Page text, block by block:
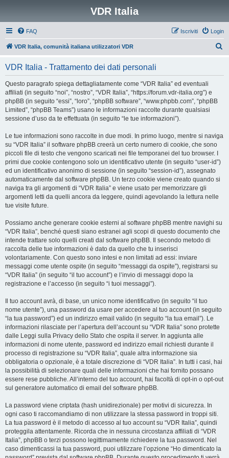
VDR Italia
FAQ Login
Iscriviti
VDR Italia, comunità italiana utilizzatori VDR
VDR Italia - Trattamento dei dati personali
Questo paragrafo spiega dettagliatamente come “VDR Italia” ed eventuali
affiliati (in seguito “noi”, “nostro”, “VDR Italia”, “https://forum.vdr-italia.org”) e
phpBB (in seguito “essi”, “loro”, “phpBB software”, “www.phpbb.com”, “phpBB
Limited”, “phpBB Teams”) usano le informazioni raccolte durante qualsiasi
sessione d’uso da te effettuata (in seguito “le tue informazioni”).
Le tue informazioni sono raccolte in due modi. In primo luogo, mentre si naviga
su “VDR Italia” il software phpBB creerà un certo numero di cookie, che sono
piccoli file di testo che vengono scaricati nei file temporanei del tuo browser. I
primi due cookie contengono solo un identificativo utente (in seguito “user-id”)
ed un identificativo anonimo di sessione (in seguito “session-id”), assegnato
automaticamente dal software phpBB. Un terzo cookie viene creato quando si
naviga tra gli argomenti di “VDR Italia” e viene usato per memorizzare gli
argomenti letti da quelli ancora da leggere, quindi agevolando la lettura nelle
tue visite future.
Possiamo anche generare cookie esterni al software phpBB mentre navighi su
“VDR Italia”, benché questi siano estranei agli scopi di questo documento che
intende trattare solo quelli creati dal software phpBB. Il secondo metodo di
raccolta delle tue informazioni è dato da quello che tu inserisci
volontariamente. Con questo sono intesi e non limitati ad essi: inviare
messaggi come utente ospite (in seguito “messaggi da ospite”), registrarsi su
“VDR Italia” (in seguito “il tuo account”) e l’invio di messaggi dopo la
registrazione e l’accesso (in seguito “i tuoi messaggi”).
Il tuo account avrà, di base, un unico nome identificativo (in seguito “il tuo
nome utente”), una password da usare per accedere al tuo account (in seguito
“la tua password”) ed un indirizzo email valido (in seguito “la tua email”). Le
informazioni rilasciate per l’apertura dell’account su “VDR Italia” sono protette
dalle Leggi sulla Privacy dello Stato che ospita il server. In aggiunta alle
informazioni di nome utente, password ed indirizzo email richiesti durante il
processo di registrazione su “VDR Italia”, quale altra informazione sia
obbligatoria o opzionale, è a totale discrezione di “VDR Italia”. In tutti i casi, hai
la possibilità di selezionare quali delle informazioni che hai fornito possano
essere rese pubbliche. All’interno del tuo account, hai facoltà di opt-in o opt-out
sul generatore automatico di email del software phpBB.
La password viene criptata (hash unidirezionale) per motivi di sicurezza. In
ogni caso ti raccomandiamo di non utilizzare la stessa password in troppi siti.
La tua password è il metodo di accesso al tuo account su “VDR Italia”, quindi
proteggila attentamente. Ricorda che in nessuna circostanza affiliati di “VDR
Italia”, phpBB o terzi possono legittimamente richiedere la tua password. Nel
caso dimenticassi la tua password, puoi utilizzare l’opzione “Ho dimenticato la